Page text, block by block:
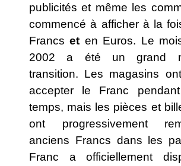
publicités et même les
commencé à afficher à la
Francset en Euros. Le
2002 a été un grand
transition. Les magasins
accepter le Franc
temps, mais les pièces et
ont progressivement
anciens Francs dans les
Franc a officiellement